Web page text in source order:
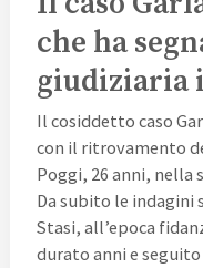
che ha
giudiziaria
Il cosiddetto caso
con il ritrovamento
Poggi, 26 anni, nella
Da subito le indagini
Stasi, all’epoca
durato anni e